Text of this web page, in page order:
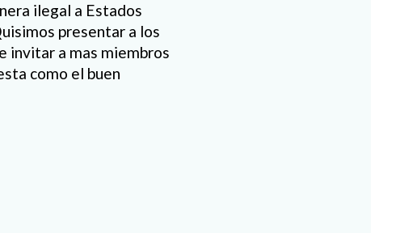
ilegal a Estados
presentar a los
invitar a mas miembros
como el buen